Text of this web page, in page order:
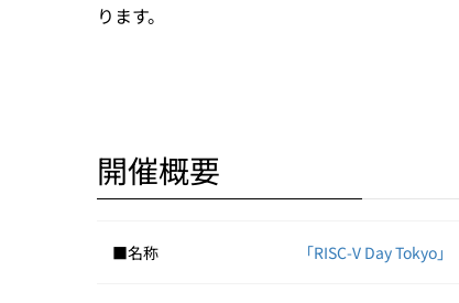
ります。
開催概要
■名称 「RISC-V Day Tokyo」